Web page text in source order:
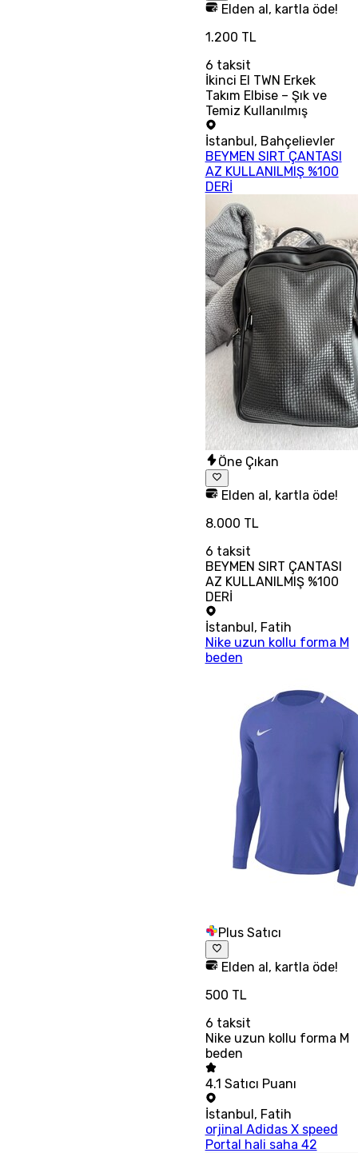
Elden al, kartla öde!
1.200 TL
6 taksit
İkinci El TWN Erkek
Takım Elbise – Şık ve
Temiz Kullanılmış
İstanbul, Bahçelievler
BEYMEN SIRT ÇANTASI
AZ KULLANILMIŞ %100
DERİ
Öne Çıkan
Elden al, kartla öde!
8.000 TL
6 taksit
BEYMEN SIRT ÇANTASI
AZ KULLANILMIŞ %100
DERİ
İstanbul , Fatih
Nike uzun kollu forma M
beden
Plus Satıcı
Elden al, kartla öde!
500 TL
6 taksit
Nike uzun kollu forma M
beden
4.1 Satıcı Puanı
İstanbul, Fatih
orjinal Adidas X speed
Portal hali saha 42